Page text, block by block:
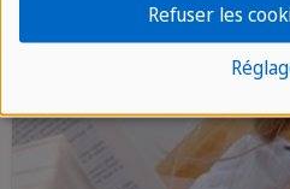
Refuser les